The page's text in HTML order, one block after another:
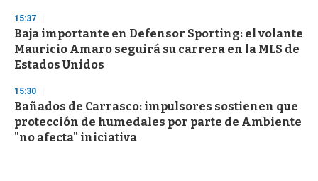
15:37
Baja importante en Defensor Sporting: el volante
Mauricio Amaro seguirá su carrera en la MLS de
Estados Unidos
15:30
Bañados de Carrasco: impulsores sostienen que
protección de humedales por parte de Ambiente
"no afecta" iniciativa